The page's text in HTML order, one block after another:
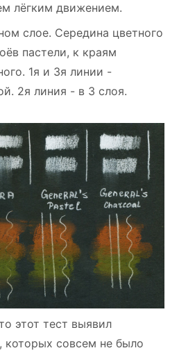
лёгким движением.
слое. Середина цветного
пастели, к краям
1я и 3я линии -
2я линия - в 3 слоя.
этот тест выявил
которых совсем не было